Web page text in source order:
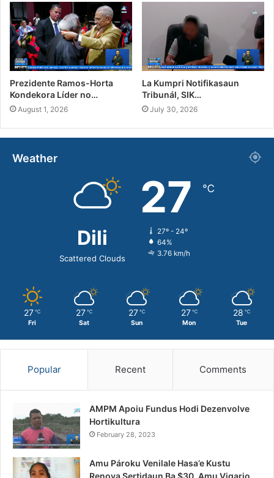
Prezidente Ramos-Horta
Kondekora Líder no…
August 1, 2026
La Kumpri Notifikasaun
Tribunál, SIK…
July 30, 2026
Weather
Dili
Scattered Clouds
27 ℃
27º - 24º
64%
3.76 km/h
27 ℃
Fri
27 ℃
Sat
27 ℃
Sun
27 ℃
Mon
28 ℃
Tue
Popular Recent Comments
AMPM Apoiu Fundus Hodi Dezenvolve
Hortikultura
February 28, 2023
Amu Pároku Venilale Hasa’e Kustu
Renova Sertidaun Ba $30, Amu Vigario